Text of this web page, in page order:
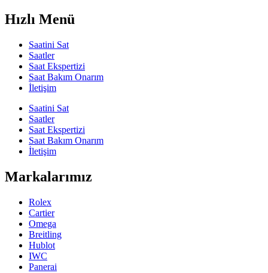
Hızlı Menü
Saatini Sat
Saatler
Saat Ekspertizi
Saat Bakım Onarım
İletişim
Saatini Sat
Saatler
Saat Ekspertizi
Saat Bakım Onarım
İletişim
Markalarımız
Rolex
Cartier
Omega
Breitling
Hublot
IWC
Panerai